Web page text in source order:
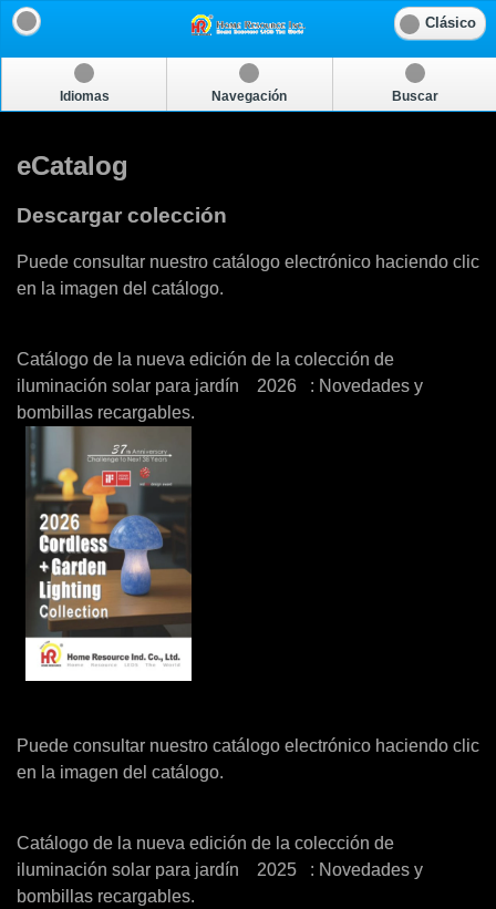
Clásico
Idiomas Navegación Buscar
eCatalog
Descargar colección
Puede consultar nuestro catálogo electrónico haciendo clic
en la imagen del catálogo.
Catálogo de la nueva edición de la colección de
iluminación solar para jardín 2026 : Novedades y
bombillas recargables.
Puede consultar nuestro catálogo electrónico haciendo clic
en la imagen del catálogo.
Catálogo de la nueva edición de la colección de
iluminación solar para jardín 2025 : Novedades y
bombillas recargables.